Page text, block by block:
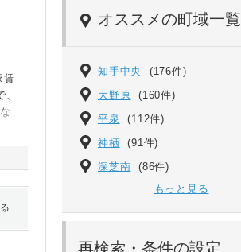
オススメの町域一覧
知手中央 (176件)
大野原 (160件)
平泉
(112件)
神栖
(91件)
深芝南 (86件)
もっと見る
再検索・条件の設定
賃